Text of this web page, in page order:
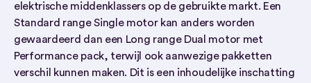
elektrische middenklassers op de gebruikte markt. Een
Standard range Single motor kan anders worden
gewaardeerd dan een Long range Dual motor met
Performance pack, terwijl ook aanwezige pakketten
verschil kunnen maken. Dit is een inhoudelijke inschatting